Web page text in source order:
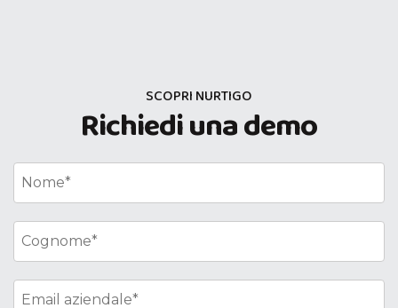
SCOPRI NURTIGO
Richiedi una demo